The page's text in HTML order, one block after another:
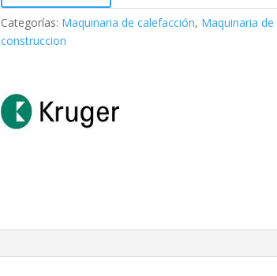
Categorías: Maquinaria de calefacción, Maquinaria de
construccion